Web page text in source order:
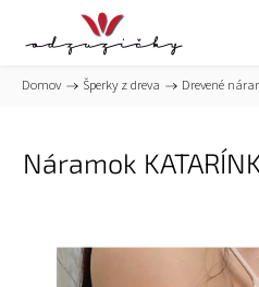
Domov / Šperky z dreva / Drevené
Náramok